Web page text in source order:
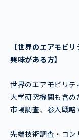
【世界のエアモビリ
興味がある方】
世界のエアモビリテ
大学研究機関も含め
市場調査、参入戦略
先端技術調査・コ